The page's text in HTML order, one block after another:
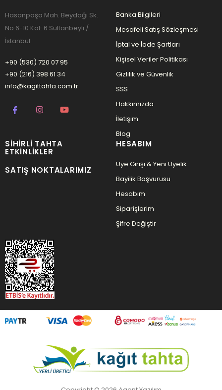
Hasanpaşa Mah. Beydağı Sk.
No:6-10 Kat: 6 Sultanbeyli /
İstanbul
+90 (530) 720 07 95
+90 (216) 398 61 34
info@kagittahta.com.tr
Banka Bilgileri
Mesafeli Satış Sözleşmesi
İptal ve İade Şartları
Kişisel Veriler Politikası
Gizlilik ve Güvenlik
SSS
Hakkımızda
İletişim
Blog
SIHIRLI TAHTA
ETKINLIKLER
SATIŞ NOKTALARIMIZ
HESABIM
Üye Girişi & Yeni Üyelik
Bayilik Başvurusu
Hesabım
Siparişlerim
Şifre Değiştir